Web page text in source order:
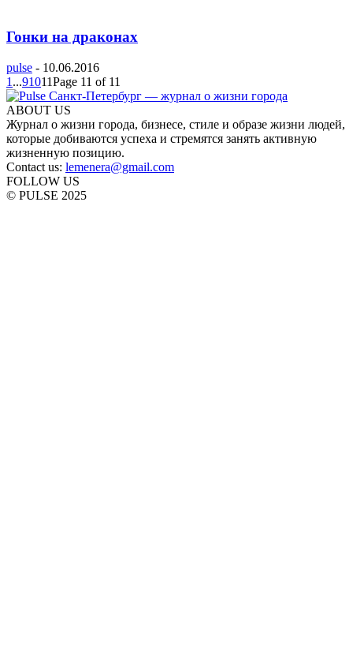
Гонки на драконах
pulse - 10.06.2016
1 ...91011Page 11 of 11
ABOUT US
Журнал о жизни города, бизнесе, стиле и образе жизни людей,
которые добиваются успеха и стремятся занять активную
жизненную позицию.
Contact us: lemenera@gmail.com
FOLLOW US
© PULSE 2025